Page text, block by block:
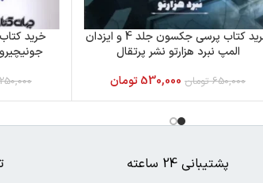
خرید کتاب پرسی جکسون جلد 4 و ایزدان
المپ نبرد هزارتو نشر پرتقال
650,000 تومان 530,000تومان
خرید
250,000
پشتیبانی 24 ساعته